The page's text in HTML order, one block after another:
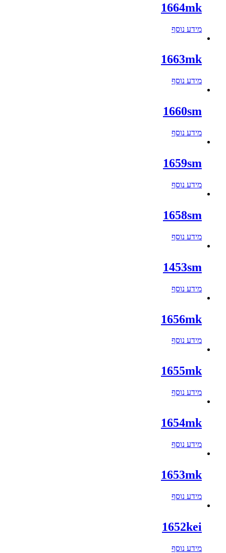
1664mk
מידע נוסף
1663mk
מידע נוסף
1660sm
מידע נוסף
1659sm
מידע נוסף
1658sm
מידע נוסף
1453sm
מידע נוסף
1656mk
מידע נוסף
1655mk
מידע נוסף
1654mk
מידע נוסף
1653mk
מידע נוסף
1652kei
מידע נוסף